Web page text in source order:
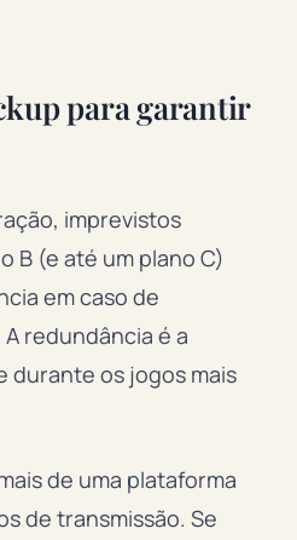
para garantir
imprevistos
B (e até um plano C)
em caso de
redundância é a
durante os jogos mais
de uma plataforma
de transmissão. Se